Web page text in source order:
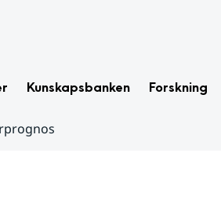
Kunskapsbanken Forskning